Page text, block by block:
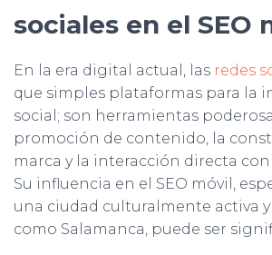
sociales en el SEO
En la era digital actual, las redes
que simples plataformas para la
social; son herramientas
promoción de contenido, la
marca y la interacción directa con
Su influencia en el SEO móvil,
una ciudad culturalmente activa
como Salamanca, puede ser